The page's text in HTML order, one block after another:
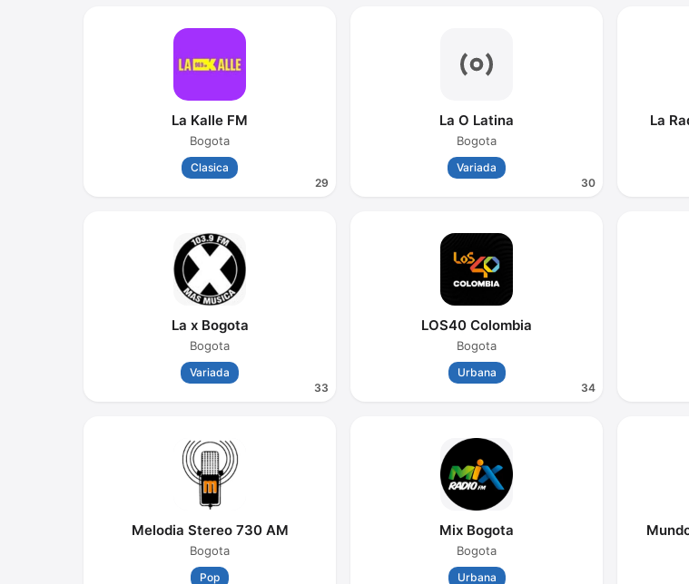
29
La Kalle FM
Bogota
Clasica
30
La O Latina
Bogota
Variada
La
33
La x Bogota
Bogota
Variada
34
LOS40 Colombia
Bogota
Urbana
Melodia Stereo 730 AM
Bogota
Pop
Mix Bogota
Bogota
Urbana